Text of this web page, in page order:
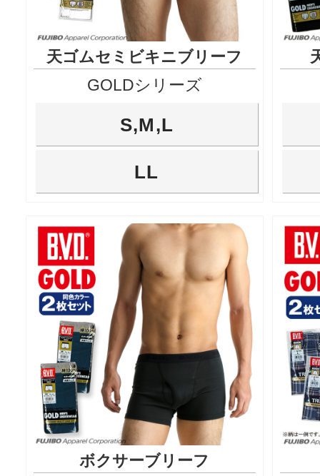
天ゴムセミビキニブリーフ
GOLDシリーズ
S,M,L
LL
ボクサーブリーフ